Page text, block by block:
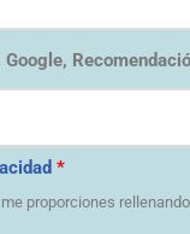
*
proporciones